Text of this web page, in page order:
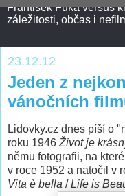
František Fuka versus
záležitosti, občas i
23.12.12
Jeden z
vánočních
Lidovky.cz dnes píší o
roku 1946 Život je
němu fotografii, na
v roce 1952 a natočil v
Vita è bella /Life is